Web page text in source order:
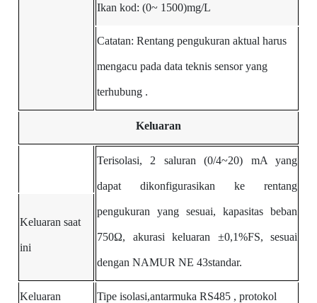
Ikan kod: (0~ 1500)mg/L
Catatan: Rentang pengukuran aktual harus
mengacu pada data teknis sensor yang
terhubung .
Keluaran
Terisolasi, 2 saluran (0/4~20) mA yang
dapat dikonfigurasikan ke rentang
pengukuran yang sesuai, kapasitas beban
750Ω, akurasi keluaran ±0,1%FS, sesuai
dengan NAMUR NE 43standar.
Keluaran saat
ini
Keluaran Tipe isolasi,antarmuka RS485 , protokol